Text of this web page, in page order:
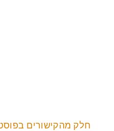
חלק מהקישורים